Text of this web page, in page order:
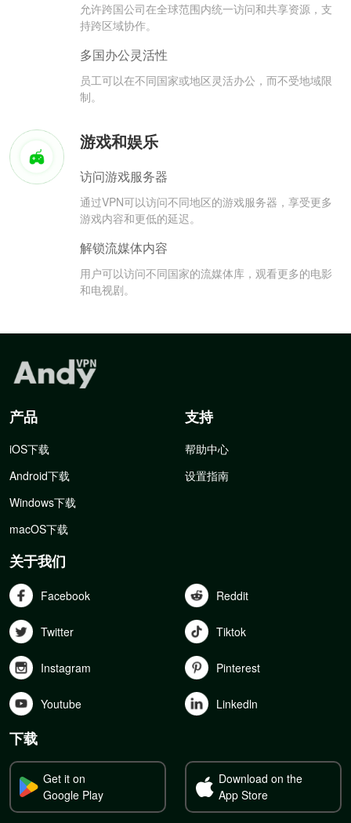
允许跨国公司在全球范围内统一访问和共享资源，支
持跨区域协作。
多国办公灵活性
员工可以在不同国家或地区灵活办公，而不受地域限
制。
游戏和娱乐
访问游戏服务器
通过VPN可以访问不同地区的游戏服务器，享受更多
游戏内容和更低的延迟。
解锁流媒体内容
用户可以访问不同国家的流媒体库，观看更多的电影
和电视剧。
产品
iOS下载
Android下载
Windows下载
macOS下载
支持
帮助中心
设置指南
关于我们
Facebook Reddit
Twitter Tiktok
Instagram Pinterest
Youtube Linkedln
下载
Get it on
Google Play
Download on the
App Store